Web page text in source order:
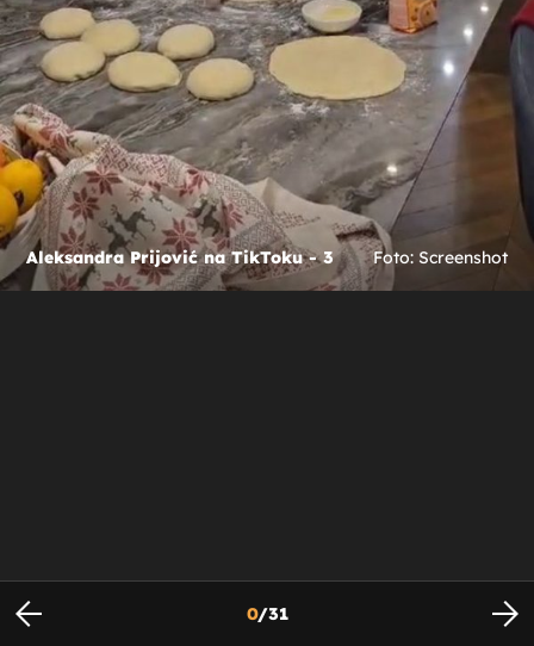
Aleksandra Prijović na TikToku - 3 Foto: Screenshot
0/31